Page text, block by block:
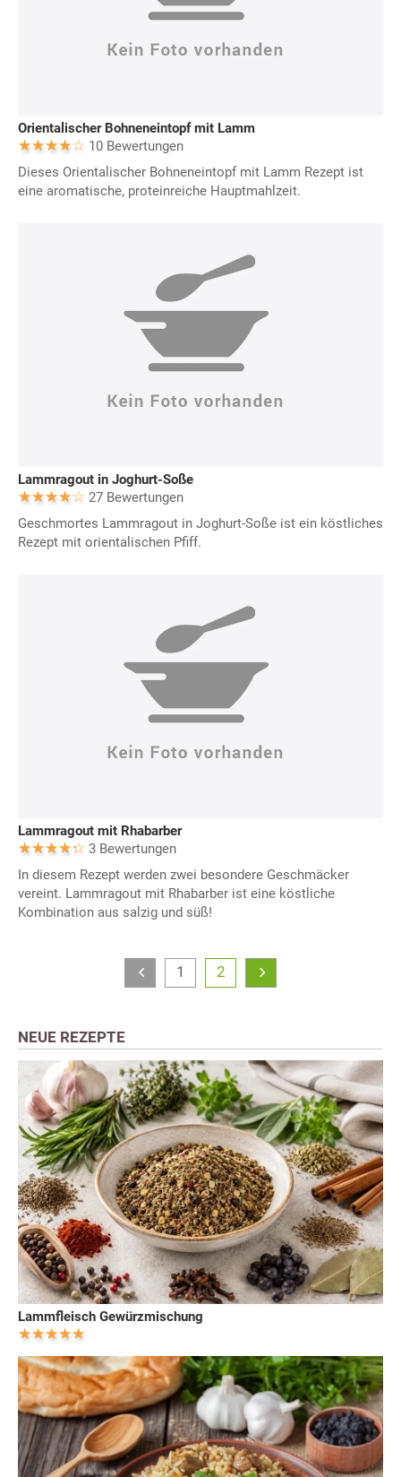
Orientalischer Bohneneintopf mit Lamm
10 Bewertungen
Dieses Orientalischer Bohneneintopf mit Lamm Rezept ist
eine aromatische, proteinreiche Hauptmahlzeit.
Lammragout in Joghurt-Soße
27 Bewertungen
Geschmortes Lammragout in Joghurt-Soße ist ein köstliches
Rezept mit orientalischen Pfiff.
Lammragout mit Rhabarber
3 Bewertungen
In diesem Rezept werden zwei besondere Geschmäcker
vereint. Lammragout mit Rhabarber ist eine köstliche
Kombination aus salzig und süß!
1 2
NEUE REZEPTE
Lammfleisch Gewürzmischung